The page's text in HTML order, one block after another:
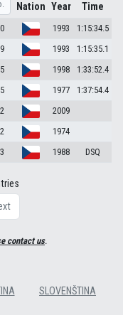
Nation Year Time
1993
1:15:34.5
1993
1:15:35.1
1998
1:33:52.4
1977
1:37:54.4
2009
1974
1988 DSQ
contact us.
SLOVENŠTINA